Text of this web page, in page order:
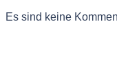
Es sind keine